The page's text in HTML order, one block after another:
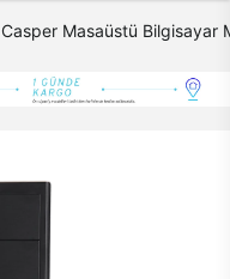
Casper Masaüstü Bilgisayar